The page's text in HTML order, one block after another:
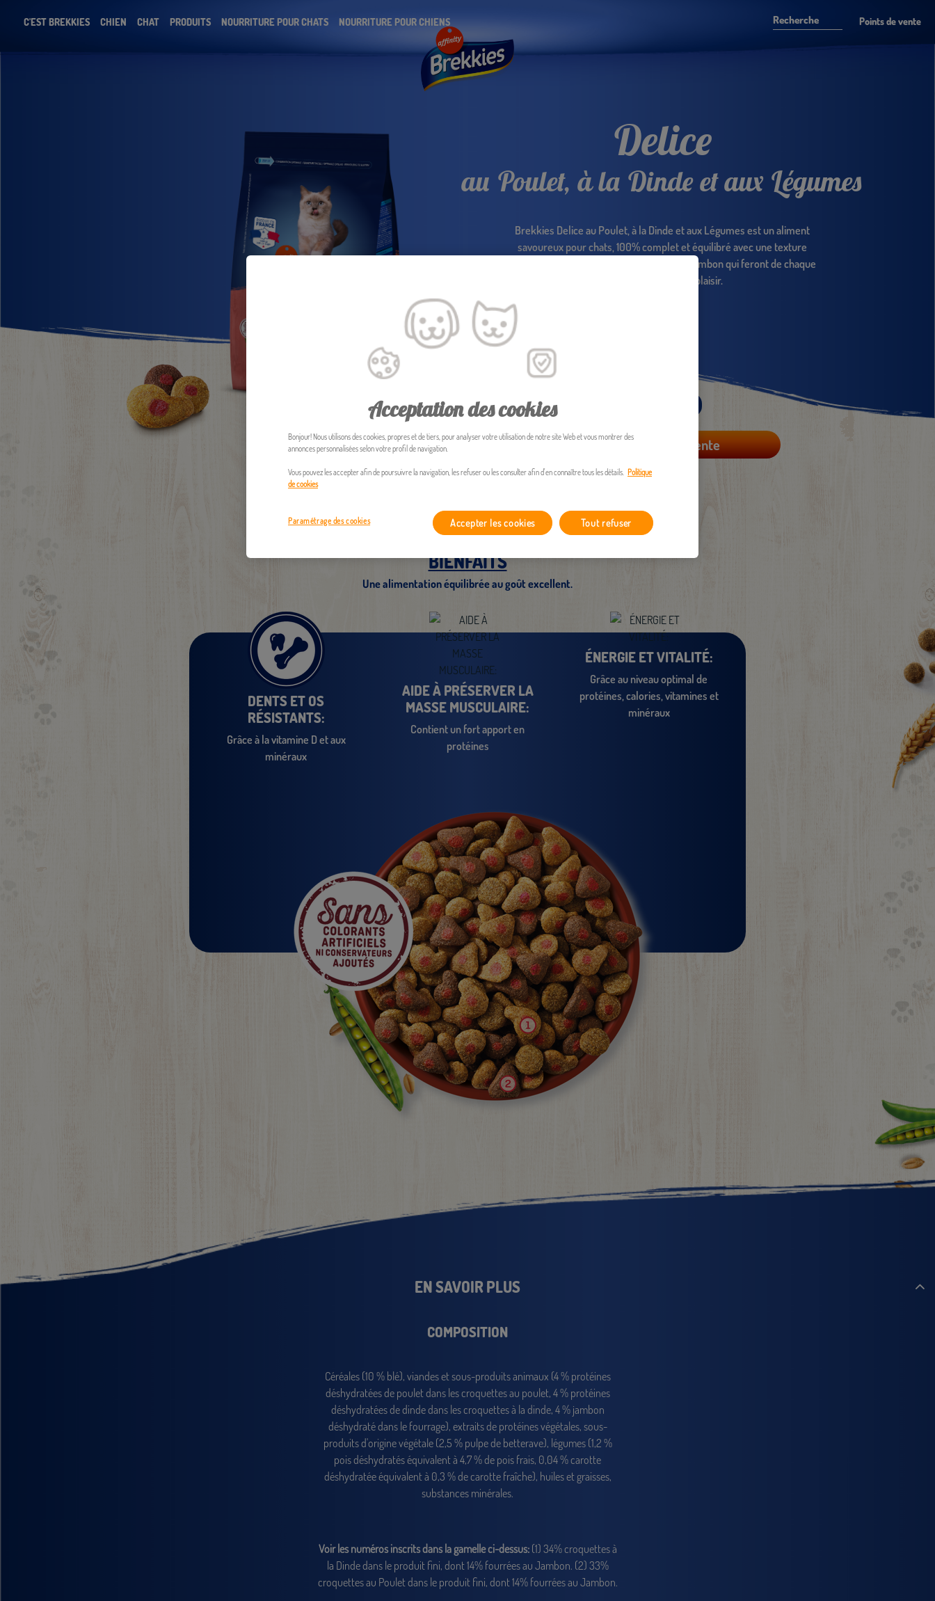
C'EST BREKKIES CHIEN CHAT PRODUITS NOURRITURE POUR CHATS NOURRITURE POUR CHIENS Points de vente
Delice
au Poulet, à la Dinde et aux Légumes
Brekkies Delice au Poulet, à la Dinde et aux Légumes est un aliment
savoureux pour chats, 100% complet et équilibré avec une texture
croustillante. Des croquettes fourrées au jambon qui feront de chaque
repas un moment de plaisir.
Points de vente
BIENFAITS
Une alimentation équilibrée au goût excellent.
DENTS ET OS
RÉSISTANTS:
Grâce à la vitamine D et aux
minéraux
AIDE À PRÉSERVER LA
MASSE MUSCULAIRE:
Contient un fort apport en
protéines
ÉNERGIE ET VITALITÉ:
Grâce au niveau optimal de
protéines, calories, vitamines et
minéraux
EN SAVOIR PLUS
COMPOSITION
Céréales (10 % blé), viandes et sous-produits animaux (4 % protéines
déshydratées de poulet dans les croquettes au poulet, 4 % protéines
déshydratées de dinde dans les croquettes à la dinde, 4 % jambon
déshydraté dans le fourrage), extraits de protéines végétales, sous-
produits d'origine végétale (2,5 % pulpe de betterave), légumes (1,2 %
pois déshydratés équivalent à 4,7 % de pois frais, 0,04 % carotte
déshydratée équivalent à 0,3 % de carotte fraîche), huiles et graisses,
substances minérales.
Voir les numéros inscrits dans la gamelle ci-dessus: (1) 34% croquettes à
la Dinde dans le produit fini, dont 14% fourrées au Jambon. (2) 33%
croquettes au Poulet dans le produit fini, dont 14% fourrées au Jambon.
Acceptation des cookies
Bonjour! Nous utilisons des cookies, propres et de tiers, pour analyser votre utilisation de notre site Web et vous montrer des
annonces personnalisées selon votre profil de navigation.
Vous pouvez les accepter afin de poursuivre la navigation, les refuser ou les consulter afin d'en connaître tous les détails. Politique
de cookies
Paramétrage des cookies Tout refuser
Accepter les cookies